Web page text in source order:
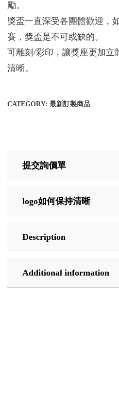
勵。
獎盃一直深受各團體歡迎，
賽，獎盃是不可或缺的。
可雕刻/彩印，讓獎座更加立
清晰。
CATEGORY: 最新訂製商品
提交詢價單
logo如何保持清晰
Description
Additional information